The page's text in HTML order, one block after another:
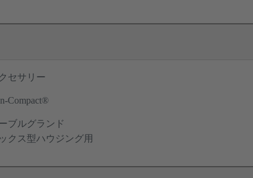
セサリー
Compact®
ブルグランド
クス型ハウジング用